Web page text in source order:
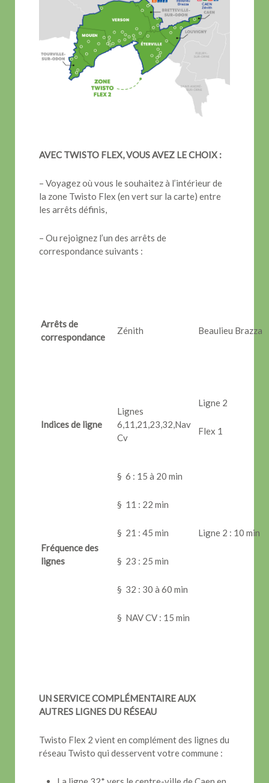
AVEC TWISTO FLEX, VOUS AVEZ LE CHOIX :
– Voyagez où vous le souhaitez à l’intérieur de
la zone Twisto Flex (en vert sur la carte) entre
les arrêts définis,
– Ou rejoignez l’un des arrêts de
correspondance suivants :
Arrêts de
correspondance
Zénith Beaulieu Brazza
Indices de ligne
Lignes
6,11,21,23,32,Nav
Cv
Ligne 2
Flex 1
Fréquence des
lignes
§ 6 : 15 à 20 min
§ 11 : 22 min
§ 21 : 45 min
§ 23 : 25 min
§ 32 : 30 à 60 min
§ NAV CV : 15 min
Ligne 2 : 10 min
UN SERVICE COMPLÉMENTAIRE AUX
AUTRES LIGNES DU RÉSEAU
Twisto Flex 2 vient en complément des lignes du
réseau Twisto qui desservent votre commune :